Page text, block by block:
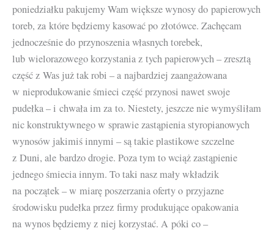
poniedziałku pakujemy Wam większe wynosy do papierowych
toreb, za które będziemy kasować po złotówce. Zachęcam
jednocześnie do przynoszenia własnych torebek,
lub wielorazowego korzystania z tych papierowych – zresztą
część z Was już tak robi – a najbardziej zaangażowana
w nieprodukowanie śmieci część przynosi nawet swoje
pudełka – i chwała im za to. Niestety, jeszcze nie wymyśliłam
nic konstruktywnego w sprawie zastąpienia styropianowych
wynosów jakimiś innymi – są takie plastikowe szczelne
z Duni, ale bardzo drogie. Poza tym to wciąż zastąpienie
jednego śmiecia innym. To taki nasz mały wkładzik
na początek – w miarę poszerzania oferty o przyjazne
środowisku pudełka przez firmy produkujące opakowania
na wynos będziemy z niej korzystać. A póki co –